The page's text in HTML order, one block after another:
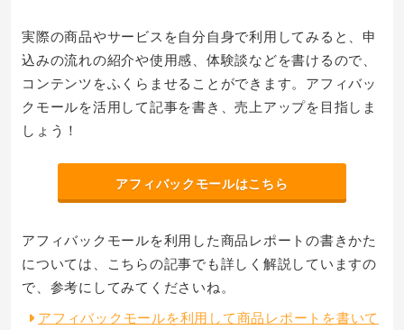
実際の商品やサービスを自分自身で利用してみると、申
込みの流れの紹介や使用感、体験談などを書けるので、
コンテンツをふくらませることができます。アフィバッ
クモールを活用して記事を書き、売上アップを目指しま
しょう！
アフィバックモールはこちら
アフィバックモールを利用した商品レポートの書きかた
については、こちらの記事でも詳しく解説していますの
で、参考にしてみてくださいね。
アフィバックモールを利用して商品レポートを書いて